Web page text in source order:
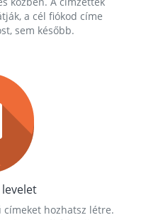
a cél fiókod címe
sem később.
hozhatsz létre.